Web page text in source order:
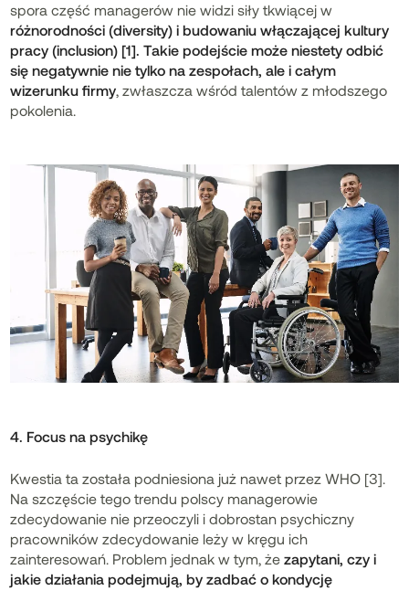
spora część managerów nie widzi siły tkwiącej w
różnorodności (diversity) i budowaniu włączającej kultury
pracy (inclusion) [1]. Takie podejście może niestety odbić
się negatywnie nie tylko na zespołach, ale i całym
wizerunku firmy, zwłaszcza wśród talentów z młodszego
pokolenia.
4. Focus na psychikę
Kwestia ta została podniesiona już nawet przez WHO [3].
Na szczęście tego trendu polscy managerowie
zdecydowanie nie przeoczyli i dobrostan psychiczny
pracowników zdecydowanie leży w kręgu ich
zainteresowań. Problem jednak w tym, żezapytani, czy i
jakie działania podejmują, by zadbać o kondycję